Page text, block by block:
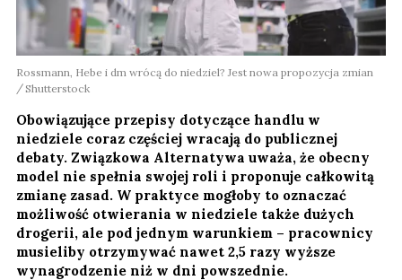
Rossmann, Hebe i dm wrócą do niedziel? Jest nowa propozycja zmian
Shutterstock
Obowiązujące przepisy dotyczące handlu w
niedziele coraz częściej wracają do publicznej
debaty. Związkowa Alternatywa uważa, że obecny
model nie spełnia swojej roli i proponuje całkowitą
zmianę zasad. W praktyce mogłoby to oznaczać
możliwość otwierania w niedziele także dużych
drogerii, ale pod jednym warunkiem – pracownicy
musieliby otrzymywać nawet 2,5 razy wyższe
wynagrodzenie niż w dni powszednie.